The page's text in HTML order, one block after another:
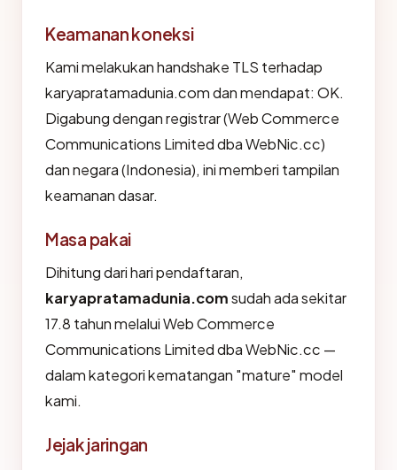
Keamanan koneksi
Kami melakukan handshake TLS terhadap
karyapratamadunia.com dan mendapat: OK.
Digabung dengan registrar (Web Commerce
Communications Limited dba WebNic.cc)
dan negara (Indonesia), ini memberi tampilan
keamanan dasar.
Masa pakai
Dihitung dari hari pendaftaran,
karyapratamadunia.comsudah ada sekitar
17.8 tahun melalui Web Commerce
Communications Limited dba WebNic.cc —
dalam kategori kematangan "mature" model
kami.
Jejak jaringan